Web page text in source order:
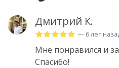
Дмитрий К.
— 6 лет
Мне понравился и
Спасибо!